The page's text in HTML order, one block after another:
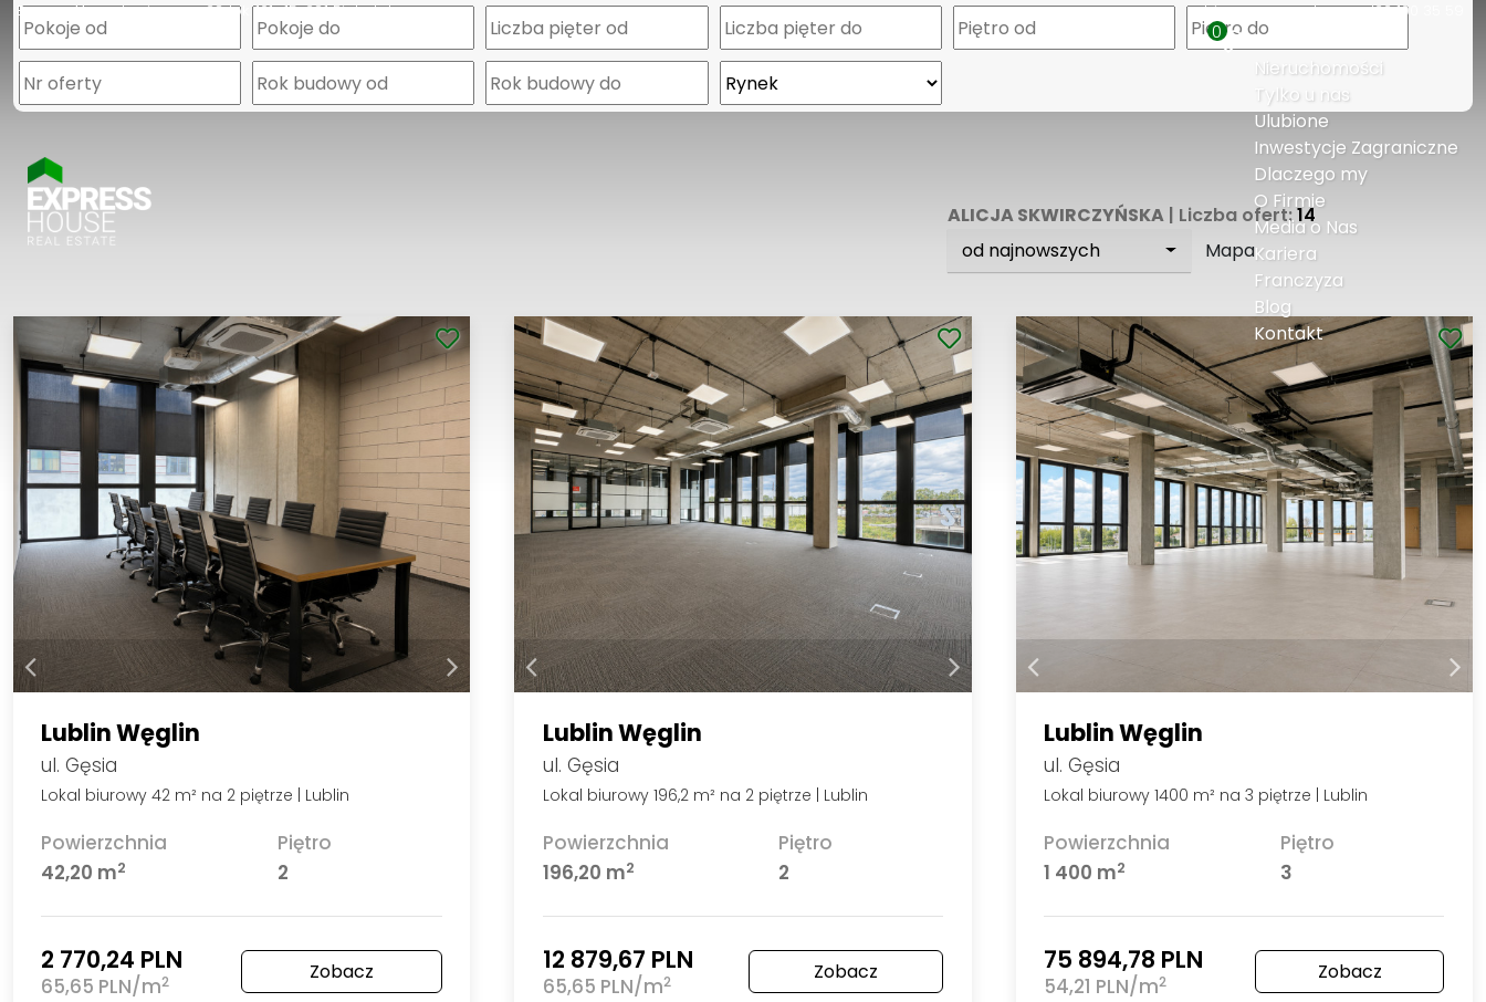
Express HouseLegionowa 28 lok. 101 15-281 Białystok biuro@expresshouse.pl22 100 35 59
0
Nieruchomości
Tylko u nas
Ulubione
Inwestycje Zagraniczne
Dlaczego my
O Firmie
Media o Nas
Kariera
Franczyza
Blog
Kontakt
ALICJA SKWIRCZYŃSKA| Liczba ofert:14
od najnowszych
Mapa
Lublin Węglin
ul. Gęsia
Lokal biurowy 42 m² na 2 piętrze | Lublin
Powierzchnia
42,20 m2
Piętro
2
2 770,24 PLN
65,65 PLN/m2 Zobacz
Lublin Węglin
ul. Gęsia
Lokal biurowy 196,2 m² na 2 piętrze | Lublin
Powierzchnia
196,20 m2
Piętro
2
12 879,67 PLN
65,65 PLN/m2 Zobacz
Lublin Węglin
ul. Gęsia
Lokal biurowy 1400 m² na 3 piętrze | Lublin
Powierzchnia
1 400 m2
Piętro
3
75 894,78 PLN
54,21 PLN/m2 Zobacz